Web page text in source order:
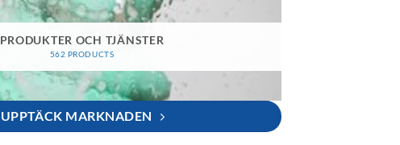
PRODUKTER OCH TJÄNSTER
562 PRODUCTS
UPPTÄCK MARKNADEN